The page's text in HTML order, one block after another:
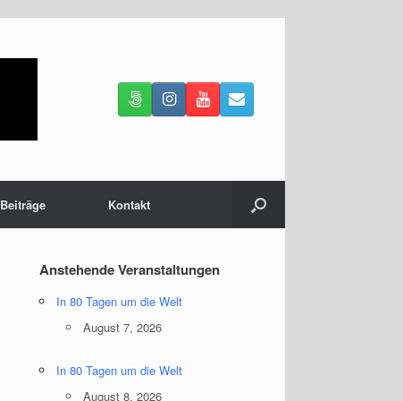
Beiträge Kontakt
Anstehende Veranstaltungen
In 80 Tagen um die Welt
August 7, 2026
In 80 Tagen um die Welt
August 8, 2026